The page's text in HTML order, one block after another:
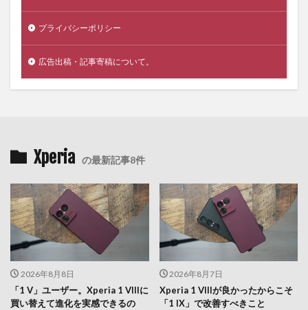
プライバシーポリシー
広告出稿・記事寄稿について。
Xperia の最新記事8件
2026年8月8日
「1 V」ユーザー。Xperia 1 VIIIに
買い替えて進化を実感できるの
2026年8月7日
Xperia 1 VIIIが良かったからこそ
「1 IX」で改善すべきこと